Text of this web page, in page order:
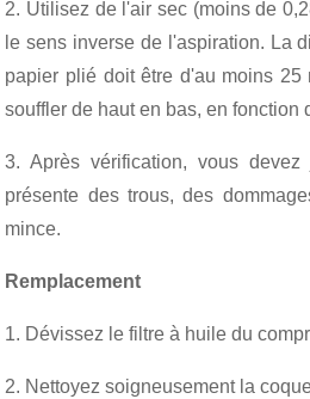
2. Utilisez de l'air sec (moins de
le sens inverse de l'aspiration. La
papier plié doit être d'au moins
souffler de haut en bas, en fonction
3. Après vérification, vous devez
présente des trous, des
mince.
Remplacement
1. Dévissez le filtre à huile du
2. Nettoyez soigneusement la